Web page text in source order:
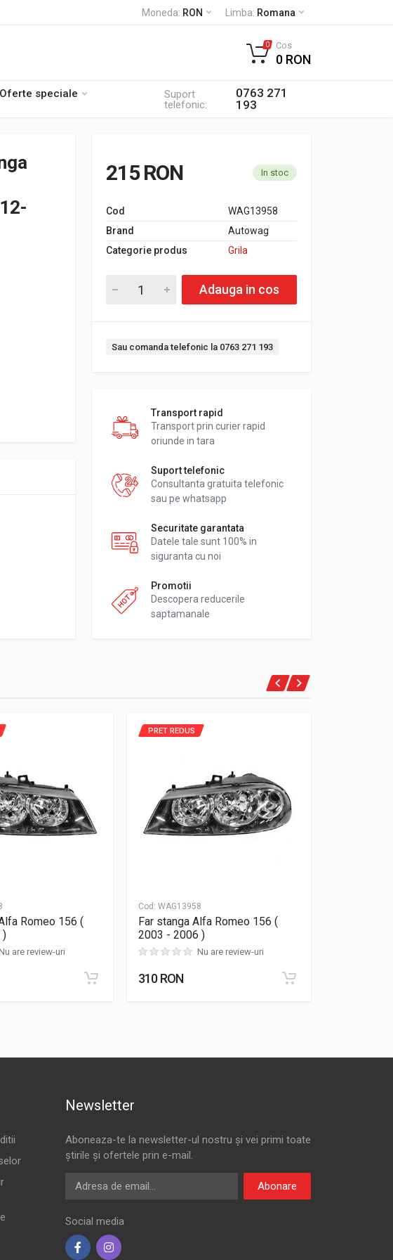
Moneda: RON Limba: Romana
Oferte speciale
Suport
telefonic:
0763 271
193
0 Cos
0 RON
215 RON In stoc
Cod
WAG13958
Brand
Autowag
Categorie produs
Grila
Adauga in cos
Sau comanda telefonic la 0763 271 193
Transport rapid
Transport prin curier rapid
oriunde in tara
Suport telefonic
Consultanta gratuita telefonic
sau pe whatsapp
Securitate garantata
Datele tale sunt 100% in
siguranta cu noi
Promotii
Descopera reducerile
saptamanale
Romeo 156 (
)
are review-uri
Cod: WAG13958
PRET REDUS
Far stanga Alfa Romeo 156 (
2003 - 2006 )
Nu are review-uri
310 RON
Newsletter
Aboneaza-te la newsletter-ul nostru și vei primi toate
știrile și ofertele prin e-mail.
Adresa de email
Abonare
Social media